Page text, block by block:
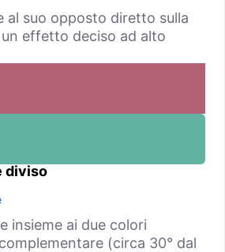
al suo opposto diretto sulla
effetto deciso ad alto
diviso
insieme ai due colori
(circa 30° dal